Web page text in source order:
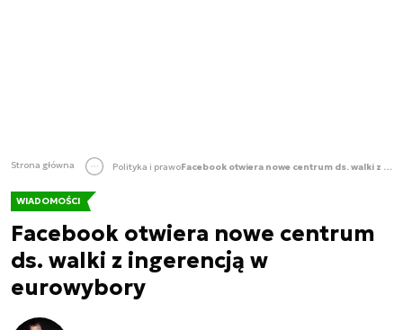
Strona główna Polityka i prawo Facebook otwiera nowe centrum ds. walki z ingerencją w eurowybory
WIADOMOŚCI
Facebook otwiera nowe centrum
ds. walki z ingerencją w
eurowybory